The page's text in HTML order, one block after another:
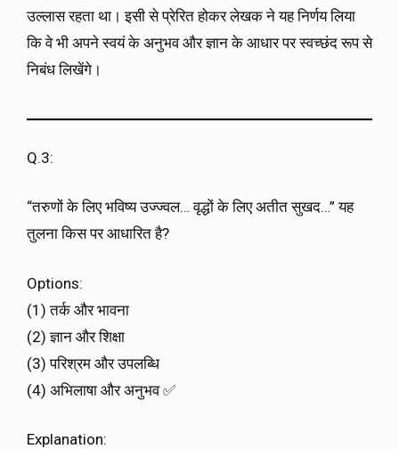
उल्लास रहता था। इसी से प्रेरित होकर लेखक ने यह निर्णय लिया
कि वे भी अपने स्वयं के अनुभव और ज्ञान के आधार पर स्वच्छंद रूप से
निबंध लिखेंगे।
Q.3:
“तरुणों के लिए भविष्य उज्ज्वल… वृद्धों के लिए अतीत सुखद…” यह
तुलना किस पर आधारित है?
Options:
(1) तर्क और भावना
(2) ज्ञान और शिक्षा
(3) परिश्रम और उपलब्धि
(4) अभिलाषा और अनुभव ✅
Explanation: